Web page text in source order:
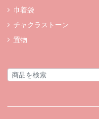
巾着袋
チャクラストーン
置物